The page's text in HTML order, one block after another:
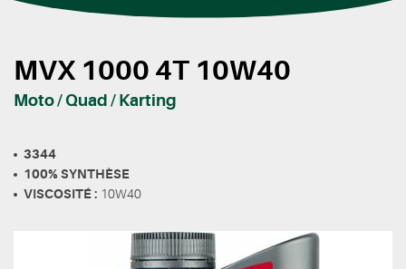
MVX 1000 4T 10W40
Moto / Quad / Karting
3344
100% SYNTHÈSE
VISCOSITÉ : 10W40